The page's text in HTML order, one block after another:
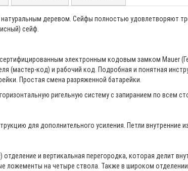
деревом. Сейфы полностью удовлетворяют
сейф.
электронным кодовым замком Mauer
(мастер-код) и рабочий код. Подробная и понятная
Простая смена разряженной батарейки.
ригельную систему с запиранием по всем
для дополнительного усиления. Петли внутренние
и вертикальная перегородка, которая делит
ложементы на четыре ствола. Также в широком